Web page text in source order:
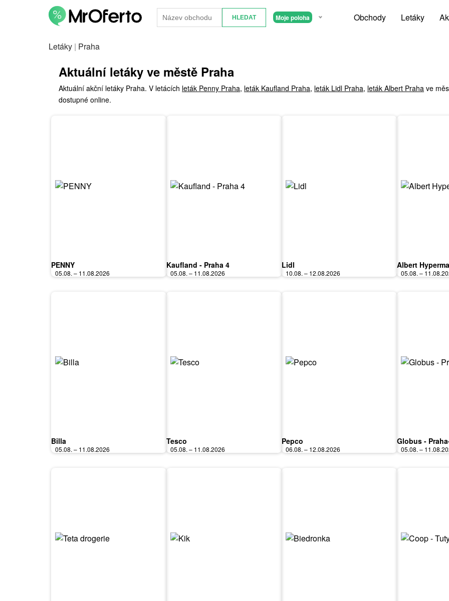
Moje poloha Obchody Letáky
Letáky | Praha
Aktuální letáky ve městě Praha
Aktuální akční letáky Praha. V letácích leták Penny Praha, leták Kaufland Praha, leták Lidl Praha, leták Albert Praha ve
dostupné online.
PENNY
05.08. – 11.08.2026
Kaufland - Praha 4
05.08. – 11.08.2026
Lidl
10.08. – 12.08.2026
Albert
05.08. –
Billa
05.08. – 11.08.2026
Tesco
05.08. – 11.08.2026
Pepco
06.08. – 12.08.2026
Globus -
05.08. –